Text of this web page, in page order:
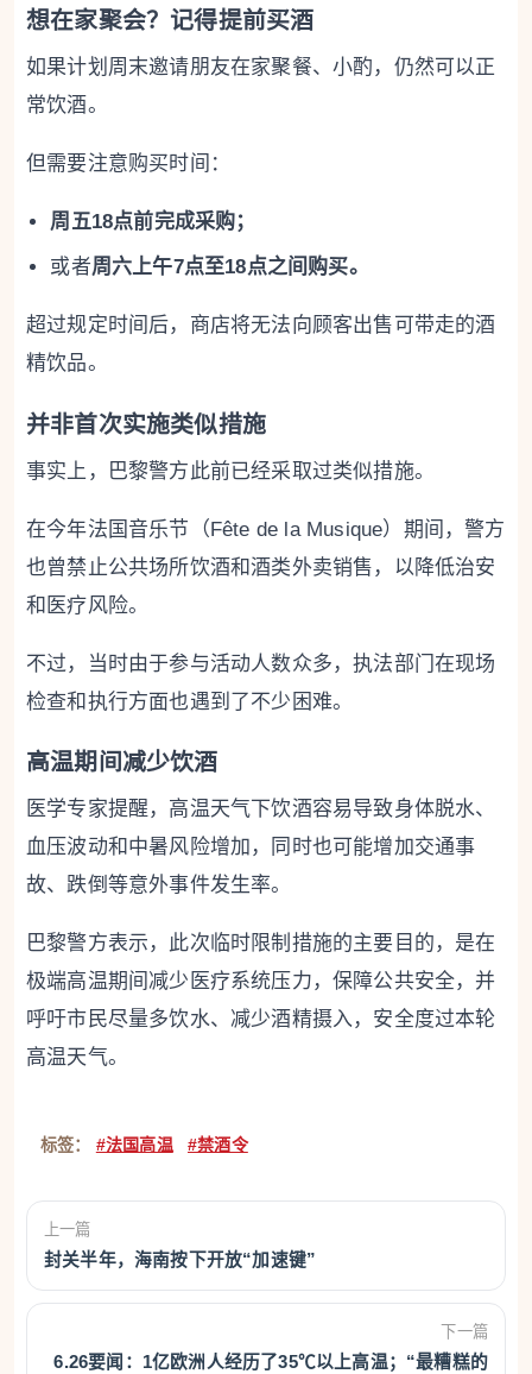
想在家聚会？记得提前买酒
如果计划周末邀请朋友在家聚餐、小酌，仍然可以正
常饮酒。
但需要注意购买时间：
周五18点前完成采购；
或者周六上午7点至18点之间购买。
超过规定时间后，商店将无法向顾客出售可带走的酒
精饮品。
并非首次实施类似措施
事实上，巴黎警方此前已经采取过类似措施。
在今年法国音乐节（Fête de la Musique）期间，警方
也曾禁止公共场所饮酒和酒类外卖销售，以降低治安
和医疗风险。
不过，当时由于参与活动人数众多，执法部门在现场
检查和执行方面也遇到了不少困难。
高温期间减少饮酒
医学专家提醒，高温天气下饮酒容易导致身体脱水、
血压波动和中暑风险增加，同时也可能增加交通事
故、跌倒等意外事件发生率。
巴黎警方表示，此次临时限制措施的主要目的，是在
极端高温期间减少医疗系统压力，保障公共安全，并
呼吁市民尽量多饮水、减少酒精摄入，安全度过本轮
高温天气。
标签： #法国高温 #禁酒令
上一篇
封关半年，海南按下开放“加速键”
下一篇
6.26要闻：1亿欧洲人经历了35℃以上高温；“最糟糕的